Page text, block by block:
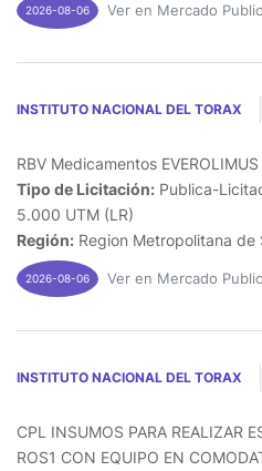
2026-08-06 Ver en Mercado
INSTITUTO NACIONAL DEL TORAX
RBV Medicamentos
Tipo de Licitación: Publica-
5.000 UTM (LR)
Región: Region Metropolitana de
2026-08-06 Ver en Mercado
INSTITUTO NACIONAL DEL TORAX
CPL INSUMOS PARA REALIZAR
ROS1 CON EQUIPO EN